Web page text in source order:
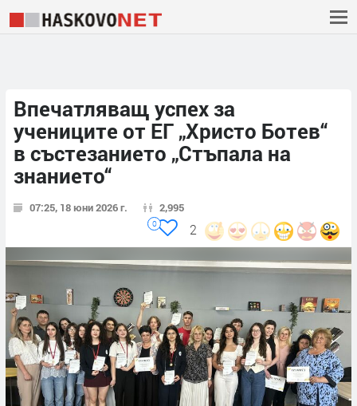
Впечатляващ успех за
учениците от ЕГ „Христо Ботев“
в състезанието „Стъпала на
знанието“
07:25, 18 юни 2026 г. 2,995
2
0